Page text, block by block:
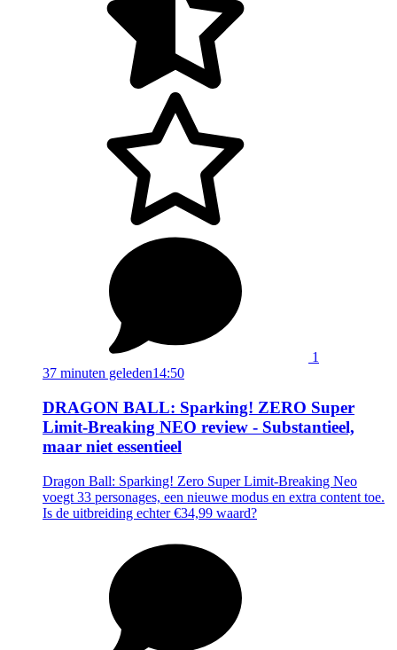
1
37 minuten geleden14:50
DRAGON BALL: Sparking! ZERO Super
Limit-Breaking NEO review - Substantieel,
maar niet essentieel
Dragon Ball: Sparking! Zero Super Limit-Breaking Neo
voegt 33 personages, een nieuwe modus en extra content toe.
Is de uitbreiding echter €34,99 waard?